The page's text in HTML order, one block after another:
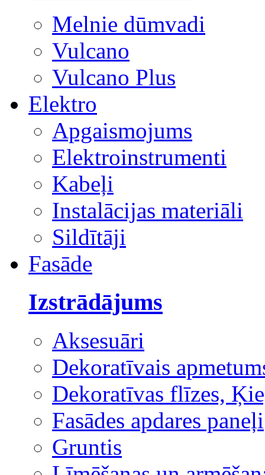
Melnie dūmvadi
Vulcano
Vulcano Plus
Elektro
Apgaismojums
Elektroinstrumenti
Kabeļi
Instalācijas materiāli
Sildītāji
Fasāde
Izstrādājums
Aksesuāri
Dekoratīvais
Dekoratīvas flīzes,
Fasādes apdares paneļi
Gruntis